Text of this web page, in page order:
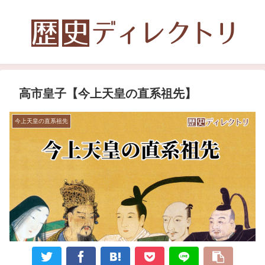
高市皇子【今上天皇の直系祖先】
今上天皇の直系祖先